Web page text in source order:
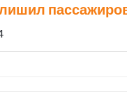
тарифов